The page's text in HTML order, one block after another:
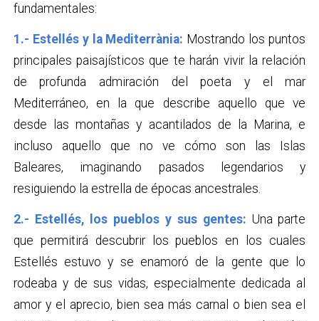
fundamentales:
1.- Estellés y la Mediterrània: Mostrando los puntos
principales paisajísticos que te harán vivir la relación
de profunda admiración del poeta y el mar
Mediterráneo, en la que describe aquello que ve
desde las montañas y acantilados de la Marina, e
incluso aquello que no ve cómo son las Islas
Baleares, imaginando pasados legendarios y
resiguiendo la estrella de épocas ancestrales.
2.- Estellés, los pueblos y sus gentes: Una parte
que permitirá descubrir los pueblos en los cuales
Estellés estuvo y se enamoró de la gente que lo
rodeaba y de sus vidas, especialmente dedicada al
amor y el aprecio, bien sea más carnal o bien sea el